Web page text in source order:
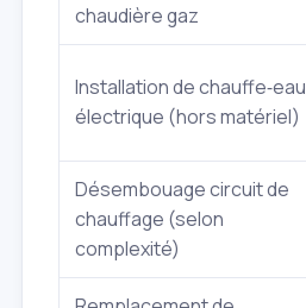
chaudière gaz
Installation de chauffe‑eau
électrique (hors matériel)
Désembouage circuit de
chauffage (selon
complexité)